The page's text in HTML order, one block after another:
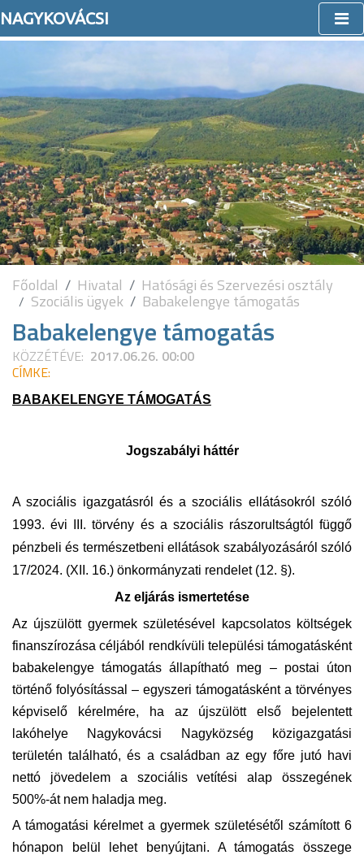
NAGYKOVÁCSI
Főoldal Hivatal Hatósági és Szervezési osztály
Szociális ügyek Babakelengye támogatás
Babakelengye támogatás
KÖZZÉTÉVE: 2017.06.26. 00:00
CÍMKE:
BABAKELENGYE TÁMOGATÁS
Jogszabályi háttér
A szociális igazgatásról és a szociális ellátásokról szóló
1993. évi III. törvény és a szociális rászorultságtól függő
pénzbeli és természetbeni ellátások szabályozásáról szóló
17/2024. (XII. 16.) önkormányzati rendelet (12. §).
Az eljárás ismertetése
Az újszülött gyermek születésével kapcsolatos költségek
finanszírozása céljából rendkívüli települési támogatásként
babakelengye támogatás állapítható meg – postai úton
történő folyósítással – egyszeri támogatásként a törvényes
képviselő kérelmére, ha az újszülött első bejelentett
lakóhelye Nagykovácsi Nagyközség közigazgatási
területén található, és a családban az egy főre jutó havi
nettó jövedelem a szociális vetítési alap összegének
500%-át nem haladja meg.
A támogatási kérelmet a gyermek születésétől számított 6
hónapon belül lehet benyújtani. A támogatás összege